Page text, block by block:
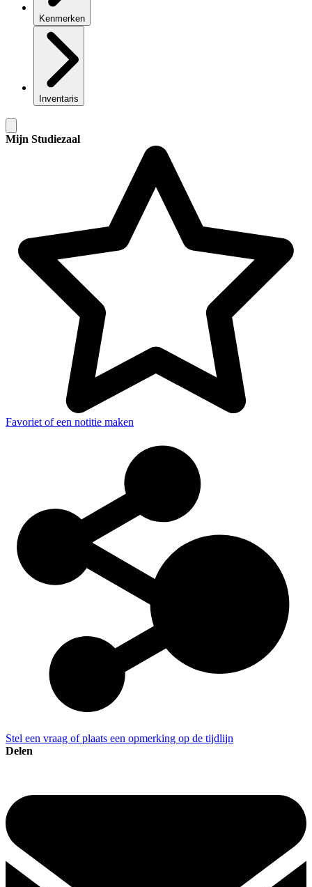
Kenmerken
Inventaris
Mijn Studiezaal
Favoriet of een notitie maken
Stel een vraag of plaats een opmerking op de tijdlijn
Delen